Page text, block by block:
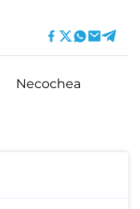
Necochea